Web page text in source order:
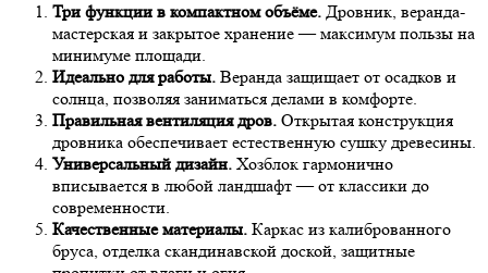
Три функции в компактном объёме. Дровник, веранда-
мастерская и закрытое хранение — максимум пользы на
минимуме площади.
Идеально для работы. Веранда защищает от осадков и
солнца, позволяя заниматься делами в комфорте.
Правильная вентиляция дров. Открытая конструкция
дровника обеспечивает естественную сушку древесины.
Универсальный дизайн. Хозблок гармонично
вписывается в любой ландшафт — от классики до
современности.
Качественные материалы. Каркас из калиброванного
бруса, отделка скандинавской доской, защитные